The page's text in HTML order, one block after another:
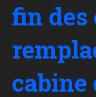
fin des
cabine